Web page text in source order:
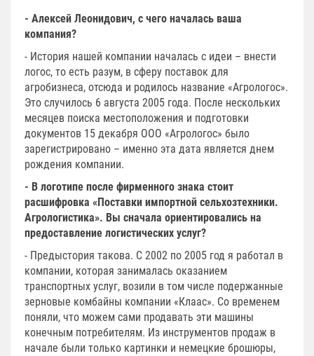
- Алексей Леонидович, с чего началась ваша
компания?
- История нашей компании началась с идеи – внести
логос, то есть разум, в сферу поставок для
агробизнеса, отсюда и родилось название «Агрологос».
Это случилось 6 августа 2005 года. После нескольких
месяцев поиска местоположения и подготовки
документов 15 декабря ООО «Агрологос» было
зарегистрировано – именно эта дата является днем
рождения компании.
- В логотипе после фирменного знака стоит
расшифровка «Поставки импортной сельхозтехники.
Агрологистика». Вы сначала ориентировались на
предоставление логистических услуг?
- Предыстория такова. С 2002 по 2005 год я работал в
компании, которая занималась оказанием
транспортных услуг, возили в том числе подержанные
зерновые комбайны компании «Клаас». Со временем
поняли, что можем сами продавать эти машины
конечным потребителям. Из инструментов продаж в
начале были только картинки и немецкие брошюры,